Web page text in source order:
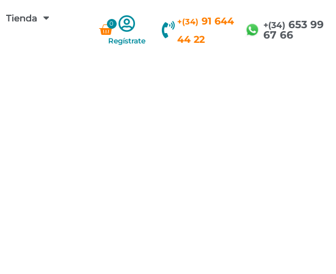
Tienda 0
Carrito
Regístrate
+(34) 91 644
44 22
+(34) 653 99
67 66